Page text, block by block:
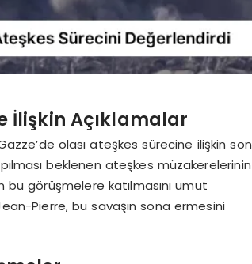
İlişkin Açıklamalar
olası ateşkes sürecine ilişkin son
beklenen ateşkes müzakerelerinin
görüşmelere katılmasını umut
Pierre, bu savaşın sona ermesini